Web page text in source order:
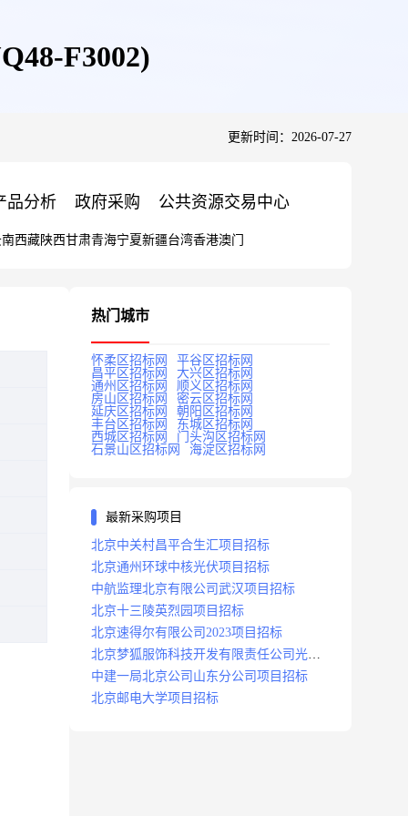
F3002)
更新时间：2026-07-27
品分析 政府采购 公共资源交易中心
西藏陕西甘肃青海宁夏新疆台湾香港澳门
热门城市
怀柔区招标网
平谷区招标网
昌平区招标网
大兴区招标网
通州区招标网
顺义区招标网
房山区招标网
密云区招标网
延庆区招标网
朝阳区招标网
丰台区招标网
东城区招标网
西城区招标网
门头沟区招标网
石景山区招标网
海淀区招标网
最新采购项目
北京中关村昌平合生汇项目招标
北京通州环球中核光伏项目招标
中航监理北京有限公司武汉项目招标
北京十三陵英烈园项目招标
北京速得尔有限公司2023项目招标
北京梦狐服饰科技开发有限责任公司光绿
能项目招标公告
中建一局北京公司山东分公司项目招标
北京邮电大学项目招标